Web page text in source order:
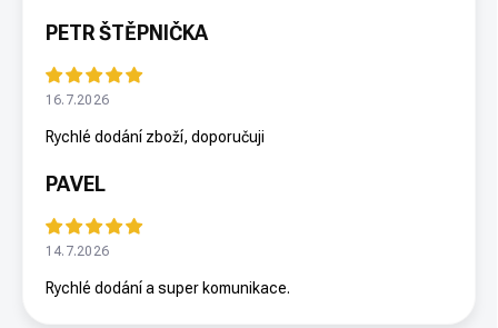
PETR ŠTĚPNIČKA
16.7.2026
Rychlé dodání zboží, doporučuji
PAVEL
14.7.2026
Rychlé dodání a super komunikace.